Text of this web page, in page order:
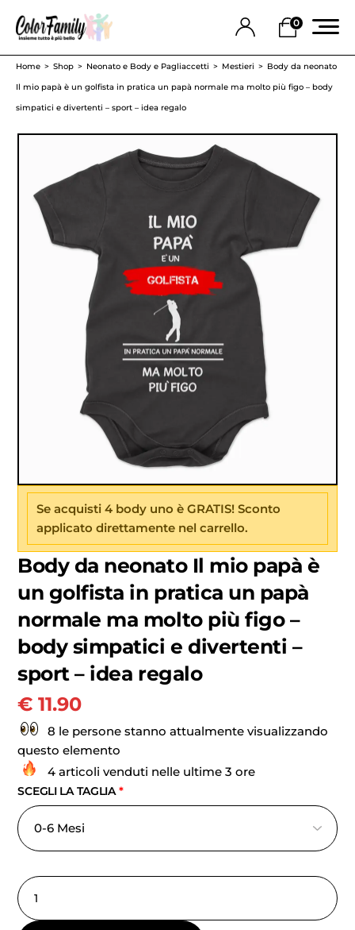
0
Home Shop Neonato e Body e Pagliaccetti Mestieri
Body da neonato
Il mio papà è un golfista in pratica un papà normale ma molto più figo – body
simpatici e divertenti – sport – idea regalo
Se acquisti 4 body uno è GRATIS! Sconto
applicato direttamente nel carrello.
Body da neonato Il mio papà è
un golfista in pratica un papà
normale ma molto più figo –
body simpatici e divertenti –
sport – idea regalo
€ 11.90
8 le persone stanno attualmente visualizzando
questo elemento
4 articoli venduti nelle ultime 3 ore
SCEGLI LA TAGLIA*